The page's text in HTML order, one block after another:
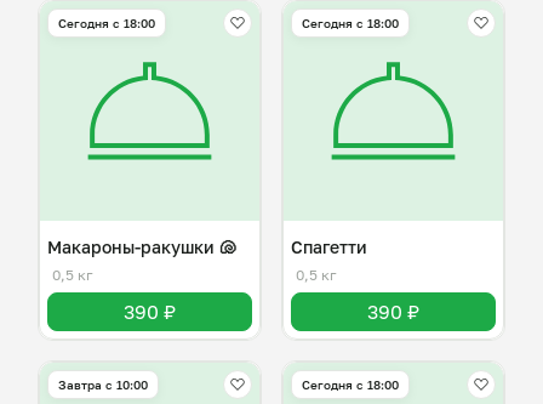
Сегодня с 18:00
Макароны-ракушки 🐚
0,5 кг
390 ₽
Сегодня с 18:00
Спагетти
0,5 кг
390 ₽
Завтра c 10:00 Сегодня с 18:00